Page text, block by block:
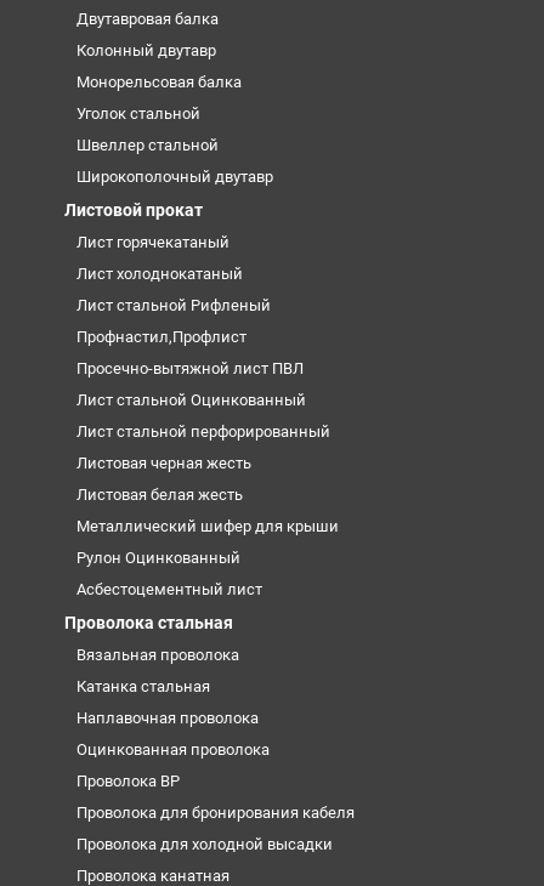
Двутавровая балка
Колонный двутавр
Монорельсовая балка
Уголок стальной
Швеллер стальной
Широкополочный двутавр
Листовой прокат
Лист горячекатаный
Лист холоднокатаный
Лист стальной Рифленый
Профнастил,Профлист
Просечно-вытяжной лист ПВЛ
Лист стальной Оцинкованный
Лист стальной перфорированный
Листовая черная жесть
Листовая белая жесть
Металлический шифер для крыши
Рулон Оцинкованный
Асбестоцементный лист
Проволока стальная
Вязальная проволока
Катанка стальная
Наплавочная проволока
Оцинкованная проволока
Проволока ВР
Проволока для бронирования кабеля
Проволока для холодной высадки
Проволока канатная